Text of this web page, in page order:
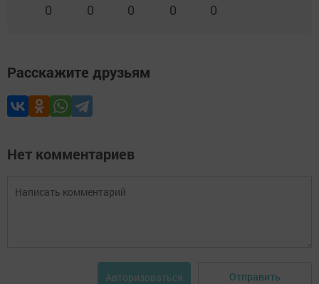
0 0 0 0 0
Расскажите друзьям
Нет комментариев
Авторизоваться Отправить